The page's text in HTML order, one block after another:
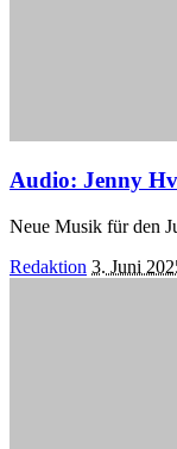
Audio: Jenny
Neue Musik für den
Posted
Redaktion 3. Juni